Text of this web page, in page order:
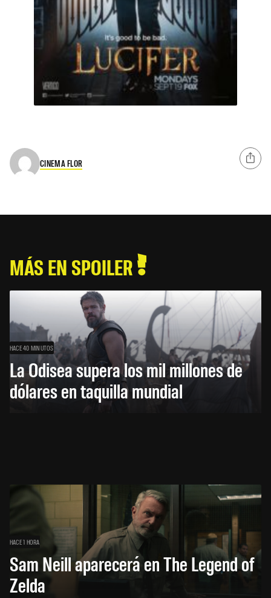
CINEMA FLOR
MÁS EN SPOILER
HACE 40 MINUTOS
La Odisea supera los mil millones de
dólares en taquilla mundial
HACE 1 HORA
Sam Neill aparecerá en The Legend of
Zelda